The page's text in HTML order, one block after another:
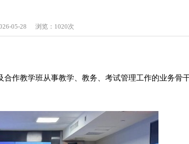
05-28 浏览： 1020次
作教学班从事教学、教务、考试管理工作的业务骨